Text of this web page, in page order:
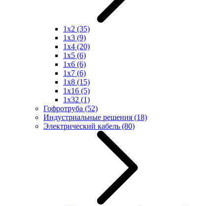
1x2 (35)
1x3 (9)
1x4 (20)
1x5 (6)
1x6 (6)
1x7 (6)
1x8 (15)
1x16 (5)
1x32 (1)
Гофротруба (52)
Индустриальные решения (18)
Электрический кабель (80)